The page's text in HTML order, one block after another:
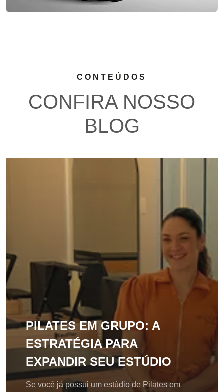
CONTEÚDOS
CONFIRA NOSSO
BLOG
PILATES EM GRUPO: A
ESTRATÉGIA PARA
EXPANDIR SEU ESTÚDIO
Se você já possui um estúdio de Pilates em